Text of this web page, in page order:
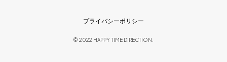
プライバシーポリシー
© 2022 HAPPY TIME DIRECTION.